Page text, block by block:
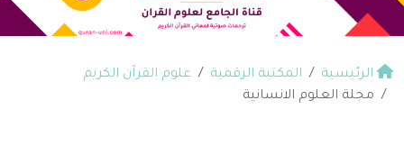
الرئيسية المكتبة الرقمية
علوم القرآن الكريم
مجلة العلوم الانسانية